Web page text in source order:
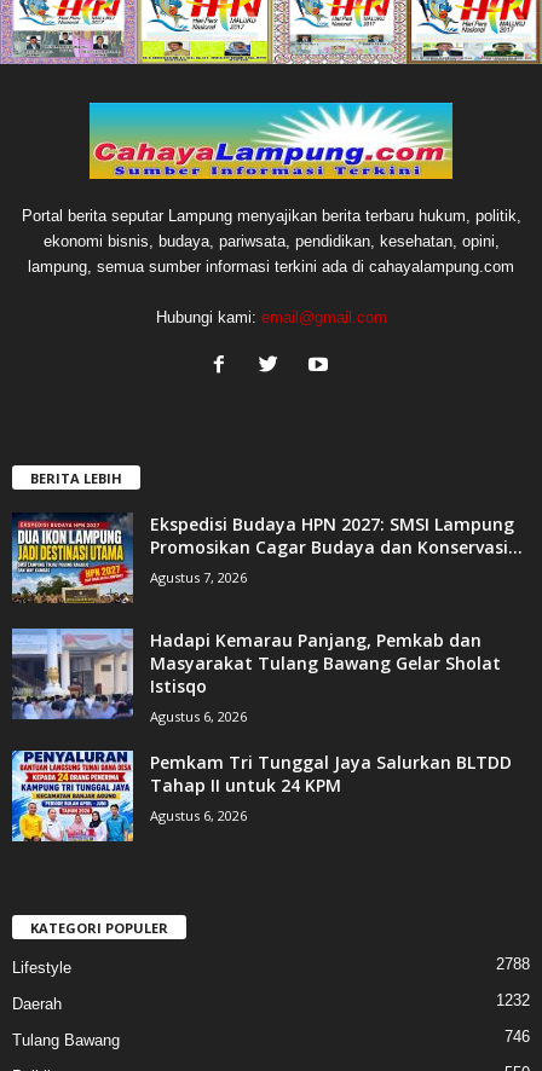
Portal berita seputar Lampung menyajikan berita terbaru hukum, politik,
ekonomi bisnis, budaya, pariwsata, pendidikan, kesehatan, opini,
lampung, semua sumber informasi terkini ada di cahayalampung.com
Hubungi kami: email@gmail.com
BERITA LEBIH
Ekspedisi Budaya HPN 2027: SMSI Lampung
Promosikan Cagar Budaya dan Konservasi...
Agustus 7, 2026
Hadapi Kemarau Panjang, Pemkab dan
Masyarakat Tulang Bawang Gelar Sholat
Istisqo
Agustus 6, 2026
Pemkam Tri Tunggal Jaya Salurkan BLTDD
Tahap II untuk 24 KPM
Agustus 6, 2026
KATEGORI POPULER
Lifestyle 2788
Daerah 1232
Tulang Bawang 746